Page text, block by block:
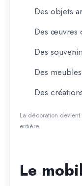
Des objets
Des œuvres
Des
Des
Des
La décoration
entière.
Le